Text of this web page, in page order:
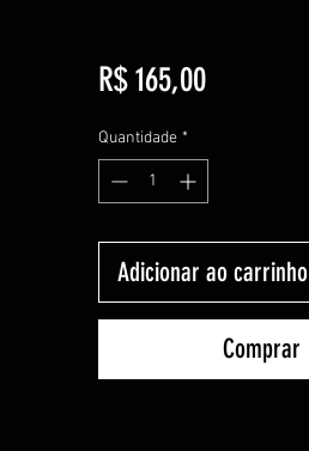
R$ 165,00Preço
Quantidade *
Adicionar ao carrinho
Comprar